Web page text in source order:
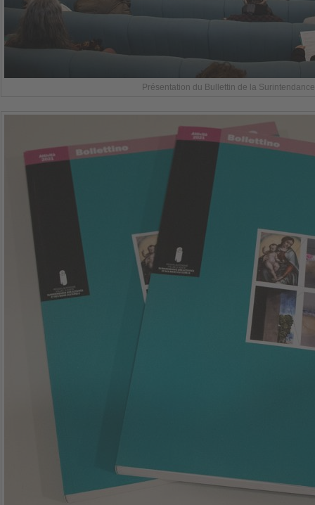
Présentation du Bullettin de la